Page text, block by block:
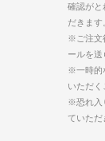
確認がと
だきます
※ご注文
ールを送
※一時的
いただく
※恐れ入
ていただ